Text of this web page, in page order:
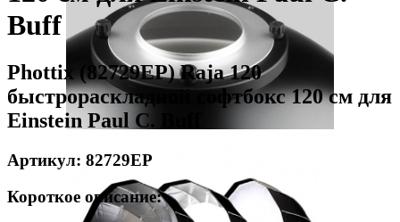
Buff
Phottix (82729EP) Raja 120
быстрораскладной софтбокс 120 см для
Einstein Paul C. Buff
Артикул: 82729EP
Короткое описание: